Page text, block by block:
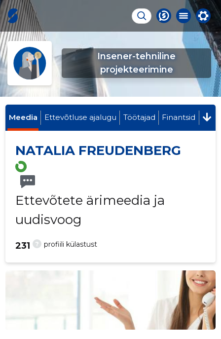
Insener-tehniline
projekteerimine
Meedia Ettevõtluse ajalugu Töötajad Finantsid
NATALIA FREUDENBERG
Ettevõtete ärimeedia ja
uudisvoog
? profiili külastust
231